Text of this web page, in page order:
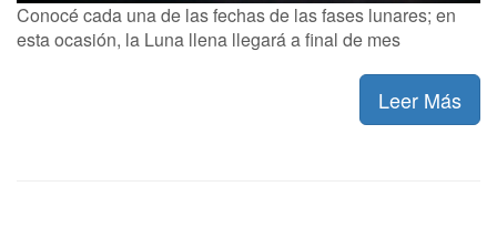
Conocé cada una de las fechas de las fases lunares; en
esta ocasión, la Luna llena llegará a final de mes
Leer Más